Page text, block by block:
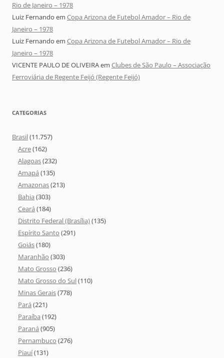
Rio de Janeiro – 1978
Luiz Fernando em Copa Arizona de Futebol Amador – Rio de
Janeiro – 1978
Luiz Fernando em Copa Arizona de Futebol Amador – Rio de
Janeiro – 1978
VICENTE PAULO DE OLIVEIRAem Clubes de São Paulo – Associação
Ferroviária de Regente Feijó (Regente Feijó)
CATEGORIAS
Brasil(11.757)
Acre(162)
Alagoas(232)
Amapá (135)
Amazonas(213)
Bahia (303)
Ceará (184)
Distrito Federal (Brasília)(135)
Espírito Santo (291)
Goiás(180)
Maranhão (303)
Mato Grosso (236)
Mato Grosso do Sul(110)
Minas Gerais(778)
Pará (221)
Paraíba (192)
Paraná (905)
Pernambuco (276)
Piauí(131)